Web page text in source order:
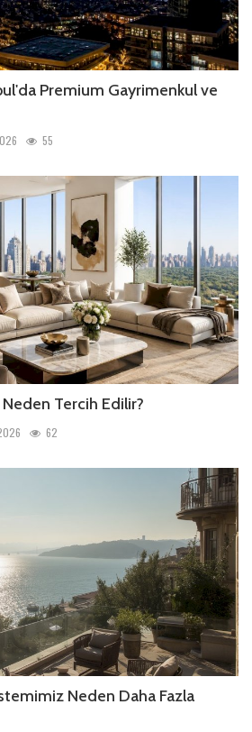
Premium Gayrimenkul ve
55
Tercih Edilir?
62
Neden Daha Fazla